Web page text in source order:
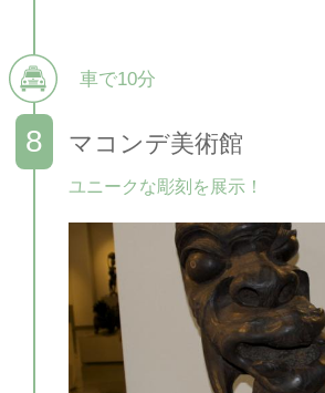
車で10分
マコンデ美術館
ユニークな彫刻を展示！